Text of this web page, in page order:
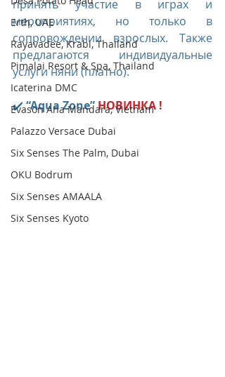
Erth, UAE
Rayavadee, Krabi, Thailand
Pimalai Resort & Spa, Thailand
Icaterina DMC
Evason Ana Mandara, Vietnam
Palazzo Versace Dubai
Six Senses The Palm, Dubai
OKU Bodrum
Six Senses AMAALA
Six Senses Kyoto
принять участие в играх и
мероприятиях, но только в
сопровождении взрослых. Также
предлагаются индивидуальные
услуги няни (платно).
✔️ “Aqua Zone” НОВИНКА !